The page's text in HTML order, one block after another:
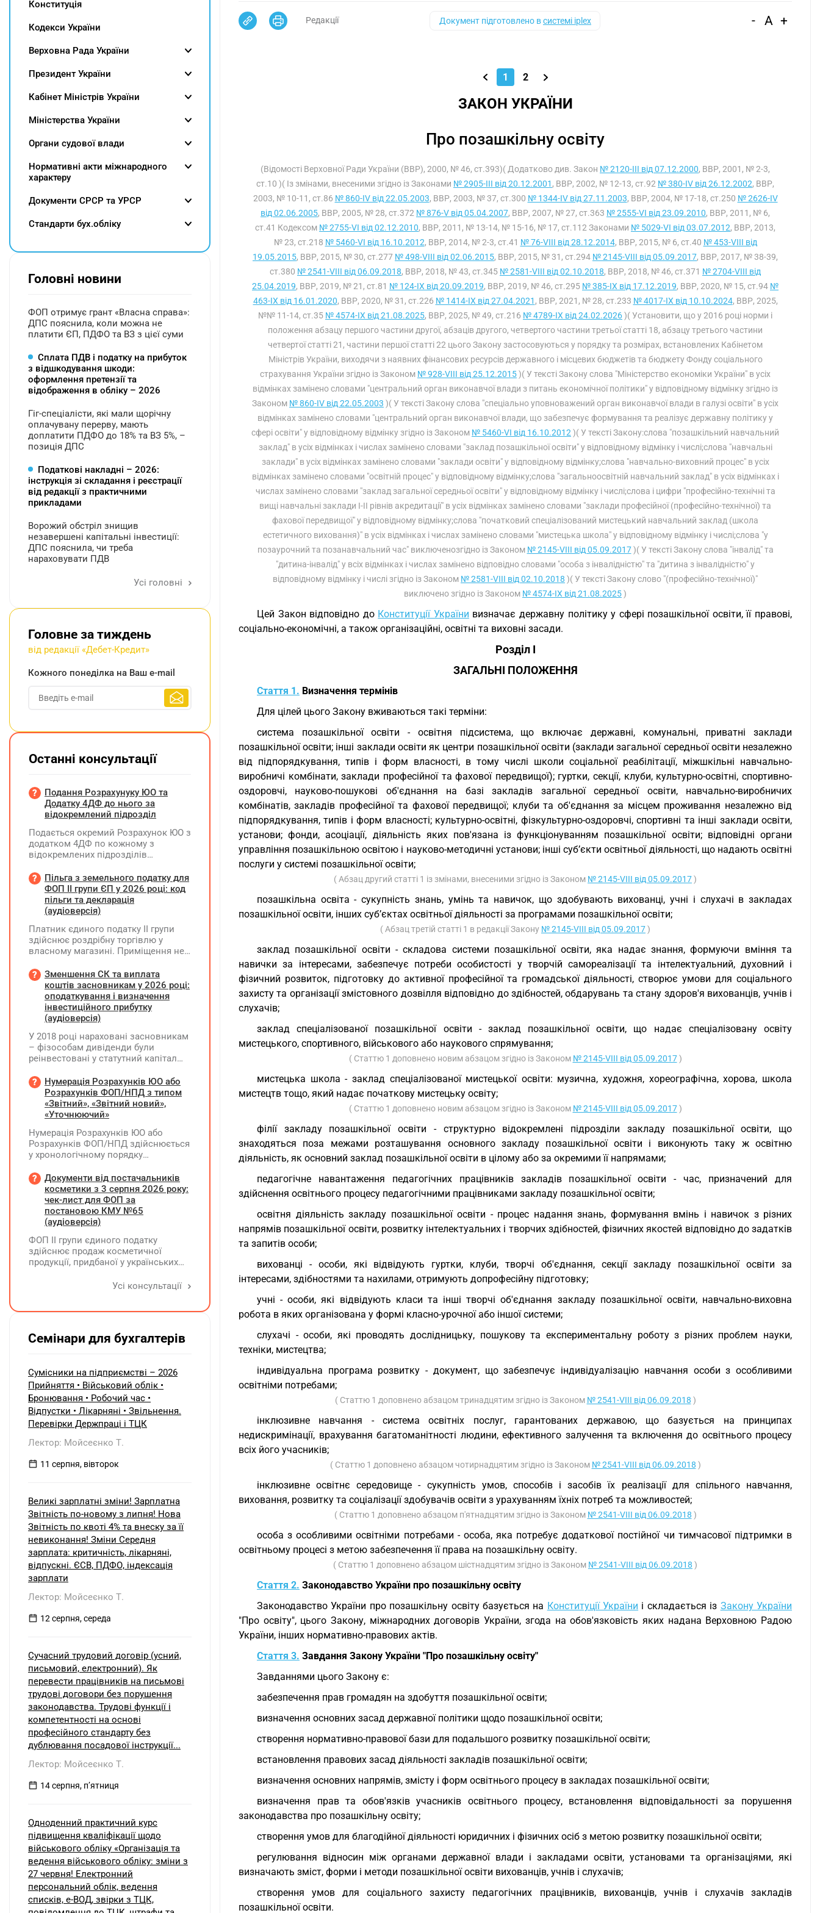
Редакції Документ підготовлено всистемі iplex - A +
1 2
ЗАКОН УКРАЇНИ
Про позашкільну освіту
(Відомості Верховної Ради України (ВВР), 2000, № 46, ст.393)( Додатково див. Закон № 2120-III від 07.12.2000, ВВР, 2001, № 2-3,
ст.10 )( Із змінами, внесеними згідно із Законами № 2905-III від 20.12.2001 , ВВР, 2002, № 12-13, ст.92 № 380-IV від 26.12.2002, ВВР,
2003, № 10-11, ст.86 № 860-IV від 22.05.2003, ВВР, 2003, № 37, ст.300 № 1344-IV від 27.11.2003, ВВР, 2004, № 17-18, ст.250 № 2626-IV
від 02.06.2005, ВВР, 2005, № 28, ст.372 № 876-V від 05.04.2007, ВВР, 2007, № 27, ст.363 № 2555-VI від 23.09.2010, ВВР, 2011, № 6,
ст.41 Кодексом № 2755-VI від 02.12.2010, ВВР, 2011, № 13-14, № 15-16, № 17, ст.112 Законами № 5029-VI від 03.07.2012, ВВР, 2013,
№ 23, ст.218 № 5460-VI від 16.10.2012, ВВР, 2014, № 2-3, ст.41 № 76-VIII від 28.12.2014, ВВР, 2015, № 6, ст.40 № 453-VIII від
19.05.2015, ВВР, 2015, № 30, ст.277 № 498-VIII від 02.06.2015, ВВР, 2015, № 31, ст.294 № 2145-VIII від 05.09.2017, ВВР, 2017, № 38-39,
ст.380 № 2541-VIII від 06.09.2018, ВВР, 2018, № 43, ст.345 № 2581-VIII від 02.10.2018, ВВР, 2018, № 46, ст.371 № 2704-VIII від
25.04.2019, ВВР, 2019, № 21, ст.81 № 124-IX від 20.09.2019, ВВР, 2019, № 46, ст.295 № 385-IX від 17.12.2019, ВВР, 2020, № 15, ст.94 №
463-IX від 16.01.2020, ВВР, 2020, № 31, ст.226 № 1414-IX від 27.04.2021 , ВВР, 2021, № 28, ст.233 № 4017-IX від 10.10.2024, ВВР, 2025,
№№ 11-14, ст.35 № 4574-IX від 21.08.2025, ВВР, 2025, № 49, ст.216 № 4789-IX від 24.02.2026)( Установити, що у 2016 році норми і
положення абзацу першого частини другої, абзаців другого, четвертого частини третьої статті 18, абзацу третього частини
четвертої статті 21, частини першої статті 22 цього Закону застосовуються у порядку та розмірах, встановлених Кабінетом
Міністрів України, виходячи з наявних фінансових ресурсів державного і місцевих бюджетів та бюджету Фонду соціального
страхування України згідно із Законом № 928-VIII від 25.12.2015)( У тексті Закону слова "Міністерство економіки України" в усіх
відмінках замінено словами "центральний орган виконавчої влади з питань економічної політики" у відповідному відмінку згідно із
Законом № 860-IV від 22.05.2003 )( У тексті Закону слова "спеціально уповноважений орган виконавчої влади в галузі освіти" в усіх
відмінках замінено словами "центральний орган виконавчої влади, що забезпечує формування та реалізує державну політику у
сфері освіти" у відповідному відмінку згідно із Законом № 5460-VI від 16.10.2012 )( У тексті Закону:слова "позашкільний навчальний
заклад" в усіх відмінках і числах замінено словами "заклад позашкільної освіти" у відповідному відмінку і числі;слова "навчальні
заклади" в усіх відмінках замінено словами "заклади освіти" у відповідному відмінку;слова "навчально-виховний процес" в усіх
відмінках замінено словами "освітній процес" у відповідному відмінку;слова "загальноосвітній навчальний заклад" в усіх відмінках і
числах замінено словами "заклад загальної середньої освіти" у відповідному відмінку і числі;слова і цифри "професійно-технічні та
вищі навчальні заклади I-II рівнів акредитації" в усіх відмінках замінено словами "заклади професійної (професійно-технічної) та
фахової передвищої" у відповідному відмінку;слова "початковий спеціалізований мистецький навчальний заклад (школа
естетичного виховання)" в усіх відмінках і числах замінено словами "мистецька школа" у відповідному відмінку і числі;слова "у
позаурочний та позанавчальний час" виключенозгідно із Законом № 2145-VIII від 05.09.2017)( У тексті Закону слова "інвалід" та
"дитина-інвалід" у всіх відмінках і числах замінено відповідно словами "особа з інвалідністю" та "дитина з інвалідністю" у
відповідному відмінку і числі згідно із Законом № 2581-VIII від 02.10.2018 )( У тексті Закону слово "(професійно-технічної)"
виключено згідно із Законом № 4574-IX від 21.08.2025)
Цей Закон відповідно до Конституції України визначає державну політику у сфері позашкільної освіти, її правові,
соціально-економічні, а також організаційні, освітні та виховні засади.
Розділ I
ЗАГАЛЬНІ ПОЛОЖЕННЯ
Стаття 1. Визначення термінів
Для цілей цього Закону вживаються такі терміни:
система позашкільної освіти - освітня підсистема, що включає державні, комунальні, приватні заклади
позашкільної освіти; інші заклади освіти як центри позашкільної освіти (заклади загальної середньої освіти незалежно
від підпорядкування, типів і форм власності, в тому числі школи соціальної реабілітації, міжшкільні навчально-
виробничі комбінати, заклади професійної та фахової передвищої); гуртки, секції, клуби, культурно-освітні, спортивно-
оздоровчі, науково-пошукові об'єднання на базі закладів загальної середньої освіти, навчально-виробничих
комбінатів, закладів професійної та фахової передвищої; клуби та об'єднання за місцем проживання незалежно від
підпорядкування, типів і форм власності; культурно-освітні, фізкультурно-оздоровчі, спортивні та інші заклади освіти,
установи; фонди, асоціації, діяльність яких пов'язана із функціонуванням позашкільної освіти; відповідні органи
управління позашкільною освітою і науково-методичні установи; інші суб’єкти освітньої діяльності, що надають освітні
послуги у системі позашкільної освіти;
( Абзац другий статті 1 із змінами, внесеними згідно із Законом № 2145-VIII від 05.09.2017)
позашкільна освіта - сукупність знань, умінь та навичок, що здобувають вихованці, учні і слухачі в закладах
позашкільної освіти, інших суб’єктах освітньої діяльності за програмами позашкільної освіти;
( Абзац третій статті 1 в редакції Закону № 2145-VIII від 05.09.2017)
заклад позашкільної освіти - складова системи позашкільної освіти, яка надає знання, формуючи вміння та
навички за інтересами, забезпечує потреби особистості у творчій самореалізації та інтелектуальний, духовний і
фізичний розвиток, підготовку до активної професійної та громадської діяльності, створює умови для соціального
захисту та організації змістовного дозвілля відповідно до здібностей, обдарувань та стану здоров'я вихованців, учнів і
слухачів;
заклад спеціалізованої позашкільної освіти - заклад позашкільної освіти, що надає спеціалізовану освіту
мистецького, спортивного, військового або наукового спрямування;
( Статтю 1 доповнено новим абзацом згідно із Законом № 2145-VIII від 05.09.2017)
мистецька школа - заклад спеціалізованої мистецької освіти: музична, художня, хореографічна, хорова, школа
мистецтв тощо, який надає початкову мистецьку освіту;
( Статтю 1 доповнено новим абзацом згідно із Законом № 2145-VIII від 05.09.2017)
філії закладу позашкільної освіти - структурно відокремлені підрозділи закладу позашкільної освіти, що
знаходяться поза межами розташування основного закладу позашкільної освіти і виконують таку ж освітню
діяльність, як основний заклад позашкільної освіти в цілому або за окремими її напрямами;
педагогічне навантаження педагогічних працівників закладів позашкільної освіти - час, призначений для
здійснення освітнього процесу педагогічними працівниками закладу позашкільної освіти;
освітня діяльність закладу позашкільної освіти - процес надання знань, формування вмінь і навичок з різних
напрямів позашкільної освіти, розвитку інтелектуальних і творчих здібностей, фізичних якостей відповідно до задатків
та запитів особи;
вихованці - особи, які відвідують гуртки, клуби, творчі об'єднання, секції закладу позашкільної освіти за
інтересами, здібностями та нахилами, отримують допрофесійну підготовку;
учні - особи, які відвідують класи та інші творчі об'єднання закладу позашкільної освіти, навчально-виховна
робота в яких організована у формі класно-урочної або іншої системи;
слухачі - особи, які проводять дослідницьку, пошукову та експериментальну роботу з різних проблем науки,
техніки, мистецтва;
індивідуальна програма розвитку - документ, що забезпечує індивідуалізацію навчання особи з особливими
освітніми потребами;
( Статтю 1 доповнено абзацом тринадцятим згідно із Законом № 2541-VIII від 06.09.2018 )
інклюзивне навчання - система освітніх послуг, гарантованих державою, що базується на принципах
недискримінації, врахування багатоманітності людини, ефективного залучення та включення до освітнього процесу
всіх його учасників;
( Статтю 1 доповнено абзацом чотирнадцятим згідно із Законом № 2541-VIII від 06.09.2018 )
інклюзивне освітнє середовище - сукупність умов, способів і засобів їх реалізації для спільного навчання,
виховання, розвитку та соціалізації здобувачів освіти з урахуванням їхніх потреб та можливостей;
( Статтю 1 доповнено абзацом п'ятнадцятим згідно із Законом № 2541-VIII від 06.09.2018 )
особа з особливими освітніми потребами - особа, яка потребує додаткової постійної чи тимчасової підтримки в
освітньому процесі з метою забезпечення її права на позашкільну освіту.
( Статтю 1 доповнено абзацом шістнадцятим згідно із Законом № 2541-VIII від 06.09.2018 )
Стаття 2. Законодавство України про позашкільну освіту
Законодавство України про позашкільну освіту базується на Конституції України і складається із Закону України
"Про освіту", цього Закону, міжнародних договорів України, згода на обов'язковість яких надана Верховною Радою
України, інших нормативно-правових актів.
Стаття 3. Завдання Закону України "Про позашкільну освіту"
Завданнями цього Закону є:
забезпечення прав громадян на здобуття позашкільної освіти;
визначення основних засад державної політики щодо позашкільної освіти;
створення нормативно-правової бази для подальшого розвитку позашкільної освіти;
встановлення правових засад діяльності закладів позашкільної освіти;
визначення основних напрямів, змісту і форм освітнього процесу в закладах позашкільної освіти;
визначення прав та обов'язків учасників освітнього процесу, встановлення відповідальності за порушення
законодавства про позашкільну освіту;
створення умов для благодійної діяльності юридичних і фізичних осіб з метою розвитку позашкільної освіти;
регулювання відносин між органами державної влади і закладами освіти, установами та організаціями, які
визначають зміст, форми і методи позашкільної освіти вихованців, учнів і слухачів;
створення умов для соціального захисту педагогічних працівників, вихованців, учнів і слухачів закладів
позашкільної освіти.
Конституція
Кодекси України
Верховна Рада України
Президент України
Кабінет Міністрів України
Міністерства України
Органи судової влади
Нормативні акти міжнародного
характеру
Документи СРСР та УРСР
Cтандарти бух.обліку
Головні новини
ФОП отримує грант «Власна справа»:
ДПС пояснила, коли можна не
платити ЄП, ПДФО та ВЗ з цієї суми
Сплата ПДВ і податку на прибуток
з відшкодування шкоди:
оформлення претензії та
відображення в обліку – 2026
Гіг-спеціалісти, які мали щорічну
оплачувану перерву, мають
доплатити ПДФО до 18% та ВЗ 5%, –
позиція ДПС
Податкові накладні – 2026:
інструкція зі складання і реєстрації
від редакції з практичними
прикладами
Ворожий обстріл знищив
незавершені капітальні інвестиції:
ДПС пояснила, чи треба
нараховувати ПДВ
Усі головні
Головне за тиждень
від редакції «Дебет-Кредит»
Кожного понеділка на Ваш e-mail
Останні консультації
Подання Розрахунуку ЮО та
Додатку 4ДФ до нього за
відокремлений підрозділ
Подається окремий Розрахунок ЮО з
додатком 4ДФ по кожному з
відокремлених підрозділів
нараховувати, утримувати і
сплачувати (перераховувати)
податок на доходи фізичних осіб до
бюджету
Пільга з земельного податку для
ФОП ІІ групи ЄП у 2026 році: код
пільги та декларація
(аудіоверсія)
Платник єдиного податку ІІ групи
здійснює роздрібну торгівлю у
власному магазині. Приміщення не
земельну ділянку має як ФОП. Як
правильно застосувати пільгу з
земельного податку? Подано форму
№20-ОПП на магазин і землю. Чи
необхідно подавати декларацію з
пільги зазначати?
Зменшення СК та виплата
коштів засновникам у 2026 році:
оподаткування і визначення
інвестиційного прибутку
(аудіоверсія)
У 2018 році нараховані засновникам
– фізособам дивіденди були
реінвестовані у статутний капітал
ПДФО та ВЗ. Крім того, статутний
капітал збільшувався за рахунок
нерозподіленого прибутку без
нарахування дивідендів. У 2026 році
виплатити кошти засновникам. Чи
потрібно утримувати ПДФО та ВЗ?
Нумерація Розрахунків ЮО або
Розрахунків ФОП/НПД з типом
«Звітний», «Звітний новий»,
«Уточнюючий»
Нумерація Розрахунків ЮО або
Розрахунків ФОП/НПД здійснюється
у хронологічному порядку
межах одного звітного
(податкового) періоду та не
продовжується в наступних
Документи від постачальників
косметики з 3 серпня 2026 року:
чек-лист для ФОП за
постановою КМУ №65
(аудіоверсія)
ФОП ІІ групи єдиного податку
здійснює продаж косметичної
продукції, придбаної у українських
потрібно вимагати від
затвердженого постановою КМУ від
Усі консультації
Семінари для бухгалтерів
Сумісники на підприємстві – 2026
Прийняття • Військовий облік •
Бронювання • Робочий час •
Відпустки • Лікарняні • Звільнення.
Перевірки Держпраці і ТЦК
Лектор: Мойсеєнко Т.
11 серпня, вівторок
Великі зарплатні зміни! Зарплатна
Звітність по-новому з липня! Нова
Звітність по квоті 4% та внеску за її
невиконання! Зміни Середня
зарплата: критичність, лікарняні,
відпускні. ЄСВ, ПДФО, індексація
зарплати
Лектор: Мойсеєнко Т.
12 серпня, середа
Сучасний трудовий договір (усний,
письмовий, електронний). Як
перевести працівників на письмові
трудові договори без порушення
законодавства. Трудові функції і
компетентності на основі
професійного стандарту без
дублювання посадової інструкції...
Лектор: Мойсеєнко Т.
14 серпня, пʼятниця
Одноденний практичний курс
підвищення кваліфікації щодо
військового обліку «Організація та
ведення військового обліку: зміни з
27 червня! Електронний
персональний облік, ведення
списків, е-ВОД, звірки з ТЦК,